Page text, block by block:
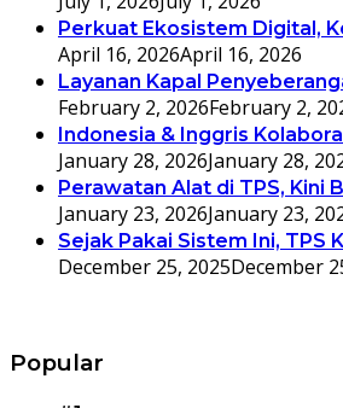
Perkuat Ekosistem Digital,
April 16, 2026April 16, 2026
Layanan Kapal
February 2, 2026February 2,
Indonesia & Inggris
January 28, 2026January 28,
Perawatan Alat di TPS, Kini
January 23, 2026January 23,
Sejak Pakai Sistem Ini, TPS
December 25, 2025December
Popular